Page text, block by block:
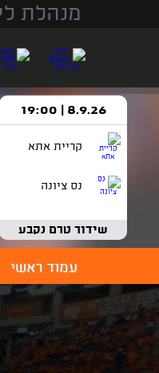
מנהלת
8.9.26 | 19:00
קריית אתא
נס ציונה
שידור טרם נקבע
עמוד ראשי